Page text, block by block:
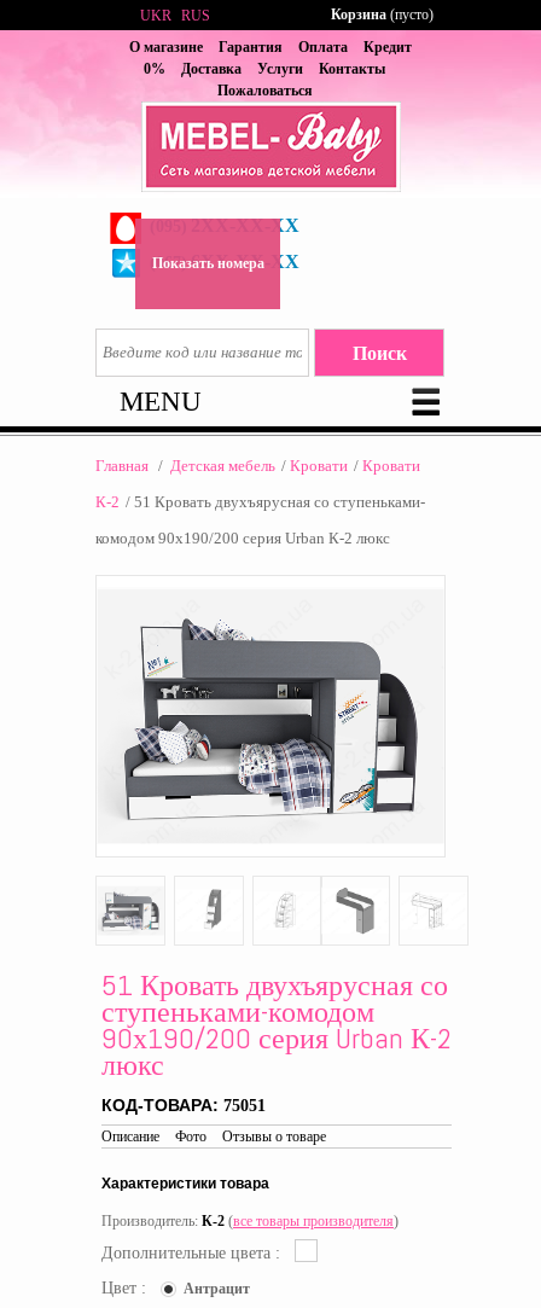
О магазине Гарантия Оплата
Кредит
0%
Доставка Услуги
Контакты
Пожаловаться
2XX-XX-XX
(067) 6XX-XX-XX
Показать номера
UKR RUS Корзина (пусто)
MENU
Главная / Детская мебель / Кровати / Кровати
К-2 / 51 Кровать двухъярусная со ступеньками-
комодом 90х190/200 серия Urban К-2 люкс
51 Кровать двухъярусная со
ступеньками-комодом
90х190/200 серия Urban К-2
люкс
КОД-ТОВАРА: 75051
Описание Фото Отзывы о товаре
Характеристики товара
Производитель: К-2 (все товары производителя)
Дополнительные цвета :
Цвет :
Антрацит